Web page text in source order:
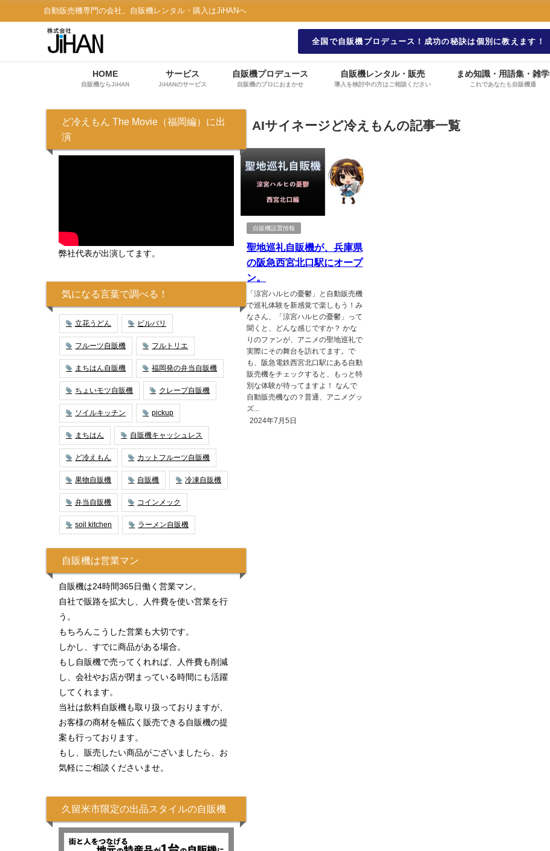
自動販売機専門の会社。自販機レンタル・購入はJiHANへ
全国で自販機プロデュース！成功の秘訣は個別に教えます！
HOME
自販機ならJiHAN
サービス
JiHANのサービス
自販機プロデュース
自販機のプロにおまかせ
自販機レンタル・販売
導入を検討中の方はご相談ください
まめ知識・用語集・雑学
これであなたも自販機通
AIサイネージど冷えもんの記事一覧
自販機設置情報
聖地巡礼自販機が、兵庫県
の阪急西宮北口駅にオープ
ン。
「涼宮ハルヒの憂鬱」と自動販売機
で巡礼体験を新感覚で楽しもう！み
なさん、「涼宮ハルヒの憂鬱」って
聞くと、どんな感じですか？ かな
りのファンが、アニメの聖地巡礼で
実際にその舞台を訪れてます。で
も、阪急電鉄西宮北口駅にある自動
販売機をチェックすると、もっと特
別な体験が待ってますよ！ なんで
自動販売機なの？普通、アニメグッ
ズ...
2024年7月5日
ど冷えもん The Movie（福岡編）に出
演
弊社代表が出演してます。
気になる言葉で調べる！
立花うどん ビルバリ
フルーツ自販機 フルトリエ
まちはん自販機 福岡発の弁当自販機
ちょいモツ自販機 クレープ自販機
ソイルキッチン pickup
まちはん 自販機キャッシュレス
ど冷えもん カットフルーツ自販機
果物自販機 自販機 冷凍自販機
弁当自販機 コインメック
soil kitchen ラーメン自販機
自販機は営業マン
自販機は24時間365日働く営業マン。
自社で販路を拡大し、人件費を使い営業を行
う。
もちろんこうした営業も大切です。
しかし、すでに商品がある場合。
もし自販機で売ってくれれば、人件費も削減
し、会社やお店が閉まっている時間にも活躍
してくれます。
当社は飲料自販機も取り扱っておりますが、
お客様の商材を幅広く販売できる自販機の提
案も行っております。
もし、販売したい商品がございましたら、お
気軽にご相談くださいませ。
久留米市限定の出品スタイルの自販機